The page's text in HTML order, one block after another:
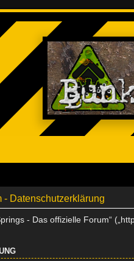
- Datenschutzerklärung
- Das offizielle Forum“